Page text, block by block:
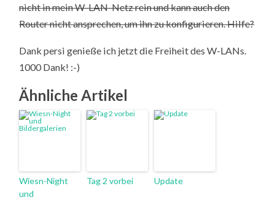
nicht in mein W-LAN-Netz rein und kann auch den
Router nicht ansprechen, um ihn zu konfigurieren. Hilfe?
Dank persi genieße ich jetzt die Freiheit des W-LANs.
1000 Dank! :-)
Ähnliche Artikel
Wiesn-Night
und
Tag 2 vorbei Update